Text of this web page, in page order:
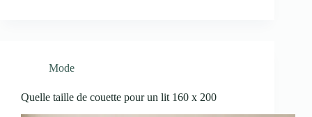
Mode
Quelle taille de couette pour un lit 160 x 200